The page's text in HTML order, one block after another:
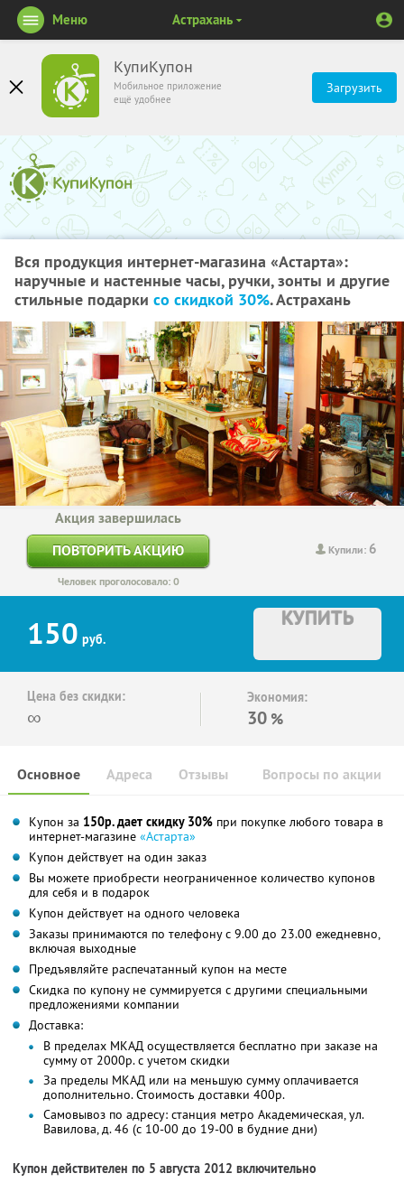
КупиКупон
Мобильное приложение
ещё удобнее
Загрузить
Меню Астрахань
Вся продукция интернет-магазина «Астарта»:
наручные и настенные часы, ручки, зонты и другие
стильные подарки со скидкой 30%. Астрахань
Купили: 6
Акция завершилась
ПОВТОРИТЬ АКЦИЮ
Человек проголосовало: 0
150 руб.
КУПИТЬ
Цена без скидки:
∞
Экономия:
30 %
Основное Отзывы Вопросы по акции
Адреса
Купон за 150р. дает скидку 30% при покупке любого товара в
интернет-магазине «Астарта»
Купон действует на один заказ
Вы можете приобрести неограниченное количество купонов
для себя и в подарок
Купон действует на одного человека
Заказы принимаются по телефону с 9.00 до 23.00 ежедневно,
включая выходные
Предъявляйте распечатанный купон на месте
Скидка по купону не суммируется с другими специальными
предложениями компании
Доставка:
В пределах МКАД осуществляется бесплатно при заказе на
сумму от 2000р. с учетом скидки
За пределы МКАД или на меньшую сумму оплачивается
дополнительно. Стоимость доставки 400р.
Самовывоз по адресу: станция метро Академическая, ул.
Вавилова, д. 46 (с 10-00 до 19-00 в будние дни)
Купон действителен по 5 августа 2012 включительно